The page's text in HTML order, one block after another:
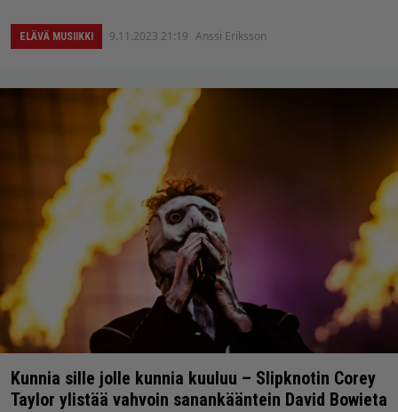
ELÄVÄ MUSIIKKI 9.11.2023 21:19 Anssi Eriksson
Kunnia sille jolle kunnia kuuluu – Slipknotin Corey
Taylor ylistää vahvoin sanankääntein David Bowieta